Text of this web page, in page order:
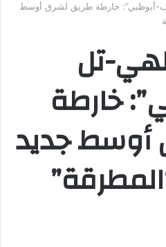
أبوظبي”: خارطة طريق لشرق أوسط
تل
خارطة
أوسط جديد